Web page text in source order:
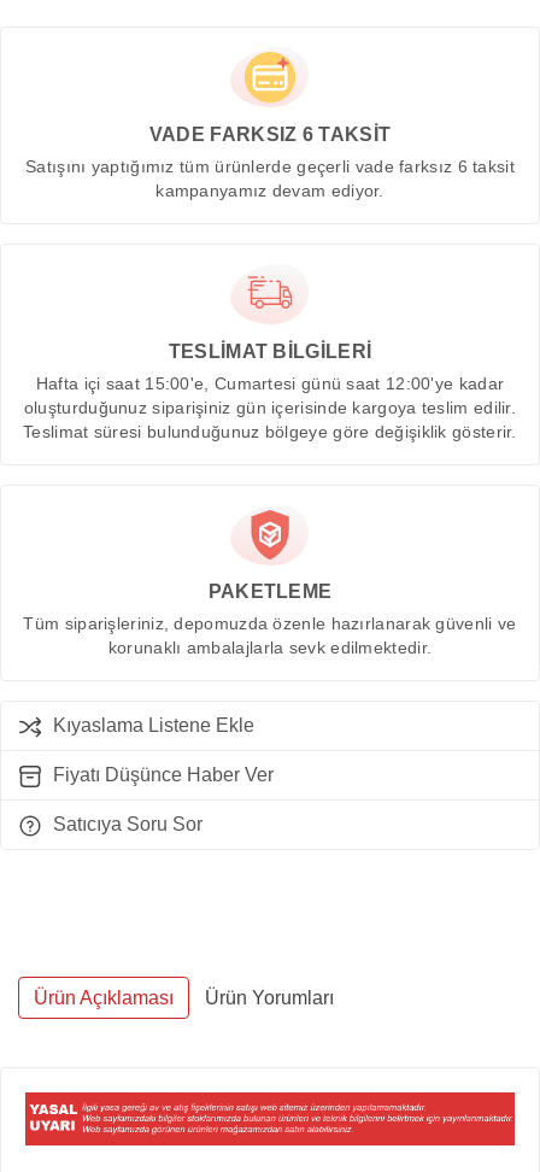
VADE FARKSIZ 6 TAKSİT
Satışını yaptığımız tüm ürünlerde geçerli vade farksız 6 taksit
kampanyamız devam ediyor.
TESLİMAT BİLGİLERİ
Hafta içi saat 15:00'e, Cumartesi günü saat 12:00'ye kadar
oluşturduğunuz siparişiniz gün içerisinde kargoya teslim edilir.
Teslimat süresi bulunduğunuz bölgeye göre değişiklik gösterir.
PAKETLEME
Tüm siparişleriniz, depomuzda özenle hazırlanarak güvenli ve
korunaklı ambalajlarla sevk edilmektedir.
Kıyaslama Listene Ekle
Fiyatı Düşünce Haber Ver
Satıcıya Soru Sor
Ürün Açıklaması Ürün Yorumları